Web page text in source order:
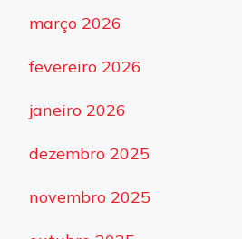
março 2026
fevereiro 2026
janeiro 2026
dezembro 2025
novembro 2025